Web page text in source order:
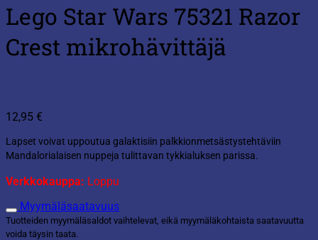
Lego Star Wars 75321 Razor
Crest mikrohävittäjä
12,95 €
Lapset voivat uppoutua galaktisiin palkkionmetsästystehtäviin
Mandalorialaisen nuppeja tulittavan tykkialuksen parissa.
Verkkokauppa: Loppu
Myymäläsaatavuus
Tuotteiden myymäläsaldot vaihtelevat, eikä myymäläkohtaista saatavuutta
voida täysin taata.